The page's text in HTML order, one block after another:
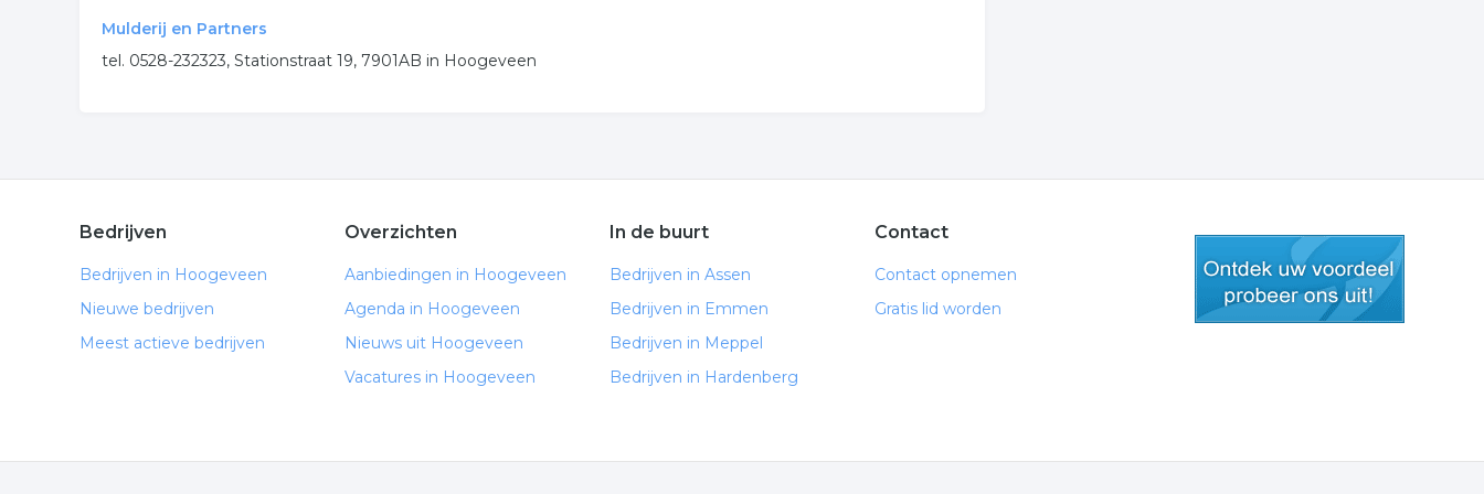
Mulderij en Partners
tel. 0528-232323, Stationstraat 19, 7901AB in Hoogeveen
Bedrijven
Bedrijven in Hoogeveen
Nieuwe bedrijven
Meest actieve bedrijven
Overzichten
Aanbiedingen in Hoogeveen
Agenda in Hoogeveen
Nieuws uit Hoogeveen
Vacatures in Hoogeveen
In de buurt
Bedrijven in Assen
Bedrijven in Emmen
Bedrijven in Meppel
Bedrijven in Hardenberg
Contact
Contact opnemen
Gratis lid worden